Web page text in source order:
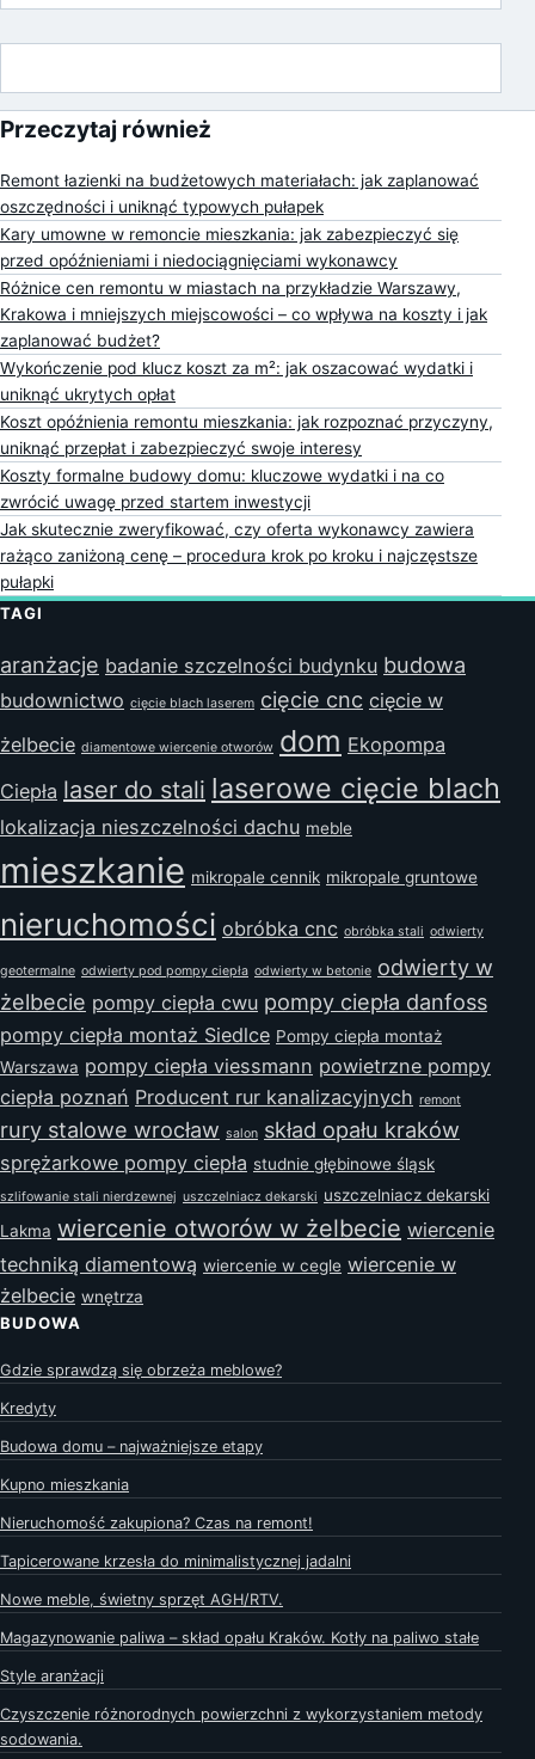
Przeczytaj również
Remont łazienki na budżetowych materiałach: jak zaplanować
oszczędności i uniknąć typowych pułapek
Kary umowne w remoncie mieszkania: jak zabezpieczyć się
przed opóźnieniami i niedociągnięciami wykonawcy
Różnice cen remontu w miastach na przykładzie Warszawy,
Krakowa i mniejszych miejscowości – co wpływa na koszty i jak
zaplanować budżet?
Wykończenie pod klucz koszt za m²: jak oszacować wydatki i
uniknąć ukrytych opłat
Koszt opóźnienia remontu mieszkania: jak rozpoznać przyczyny,
uniknąć przepłat i zabezpieczyć swoje interesy
Koszty formalne budowy domu: kluczowe wydatki i na co
zwrócić uwagę przed startem inwestycji
Jak skutecznie zweryfikować, czy oferta wykonawcy zawiera
rażąco zaniżoną cenę – procedura krok po kroku i najczęstsze
pułapki
TAGI
aranżacje badanie szczelności budynku budowa
budownictwo cięcie blach laserem cięcie cnc cięcie w
żelbecie diamentowe wiercenie otworów dom Ekopompa
Ciepła laser do stali laserowe cięcie blach
lokalizacja nieszczelności dachu meble
mieszkanie mikropale cennik mikropale gruntowe
nieruchomości obróbka cnc obróbka stali odwierty
geotermalne odwierty pod pompy ciepła odwierty w betonie odwierty w
żelbecie pompy ciepła cwu pompy ciepła danfoss
pompy ciepła montaż Siedlce Pompy ciepła montaż
Warszawa pompy ciepła viessmann powietrzne pompy
ciepła poznań Producent rur kanalizacyjnych remont
rury stalowe wrocław salon skład opału kraków
sprężarkowe pompy ciepła studnie głębinowe śląsk
szlifowanie stali nierdzewnej uszczelniacz dekarski uszczelniacz dekarski
Lakma wiercenie otworów w żelbecie wiercenie
techniką diamentową wiercenie w cegle wiercenie w
żelbecie wnętrza
BUDOWA
Gdzie sprawdzą się obrzeża meblowe?
Kredyty
Budowa domu – najważniejsze etapy
Kupno mieszkania
Nieruchomość zakupiona? Czas na remont!
Tapicerowane krzesła do minimalistycznej jadalni
Nowe meble, świetny sprzęt AGH/RTV.
Magazynowanie paliwa – skład opału Kraków. Kotły na paliwo stałe
Style aranżacji
Czyszczenie różnorodnych powierzchni z wykorzystaniem metody
sodowania.